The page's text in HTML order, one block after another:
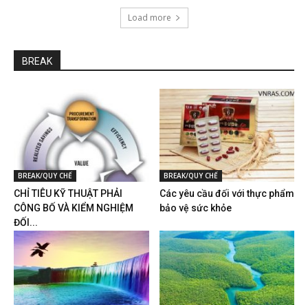
Load more
BREAK
BREAK/QUY CHẾ
CHỈ TIÊU KỸ THUẬT PHẢI
CÔNG BỐ VÀ KIỂM NGHIỆM
ĐỐI...
BREAK/QUY CHẾ
Các yêu cầu đối với thực phẩm
bảo vệ sức khỏe